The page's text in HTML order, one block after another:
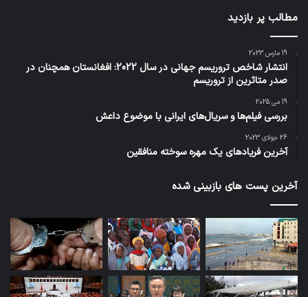
مطالب پر بازدید
19 مارس 2023
انتشار شاخص تروریسم جهانی در سال 2022: افغانستان همچنان در
صدر متاثرین از تروریسم
19 می 2025
بررسی فیلم‌ها و سریال‌های ایرانی با موضوع داعش
26 جولای 2023
آخرین فریادهای یک مهره سوخته منافقین
آخرین پست های بازبینی شده